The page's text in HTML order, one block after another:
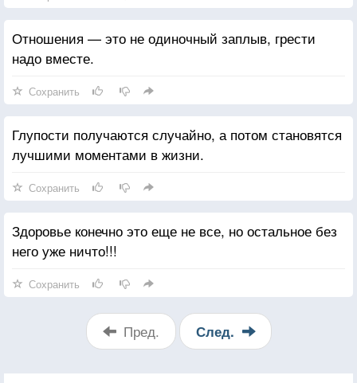
Отношения — это не одиночный заплыв, грести
надо вместе.
Сохранить
Глупости получаются случайно, а потом становятся
лучшими моментами в жизни.
Сохранить
Здоровье конечно это еще не все, но остальное без
него уже ничто!!!
Сохранить
Пред. След.